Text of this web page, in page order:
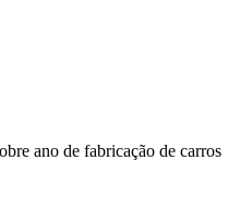
ano de fabricação de carros